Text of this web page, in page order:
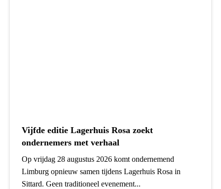
Vijfde editie Lagerhuis Rosa zoekt
ondernemers met verhaal
Op vrijdag 28 augustus 2026 komt ondernemend
Limburg opnieuw samen tijdens Lagerhuis Rosa in
Sittard. Geen traditioneel evenement...